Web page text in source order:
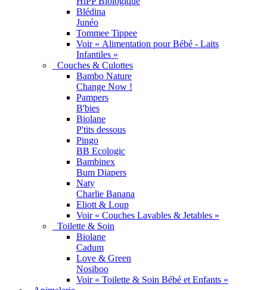
Blédina
Junéo
Tommee Tippee
Voir « Alimentation pour Bébé - Laits
Infantiles »
Couches & Culottes
Bambo Nature
Change Now !
Pampers
B'bies
Biolane
P'tits dessous
Pingo
BB Ecologic
Bambinex
Bum Diapers
Naty
Charlie Banana
Eliott & Loup
Voir « Couches Lavables & Jetables »
Toilette & Soin
Biolane
Cadum
Love & Green
Nosiboo
Voir « Toilette & Soin Bébé et Enfants »